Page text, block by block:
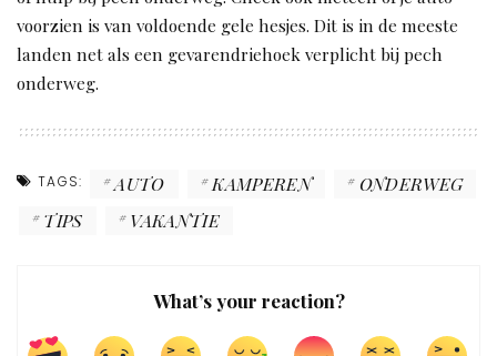
voorzien is van voldoende gele hesjes. Dit is in de meeste
landen net als een gevarendriehoek verplicht bij pech
onderweg.
TAGS: AUTO KAMPEREN
ONDERWEG
TIPS
VAKANTIE
What’s your reaction?